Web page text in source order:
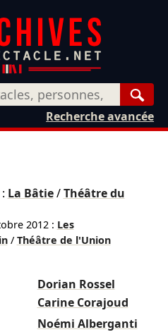
Recherche avancée
La Bâtie/Théâtre du
2012 : Les
/ Théâtre de l'Union
Dorian Rossel
Carine Corajoud
Noémi Alberganti